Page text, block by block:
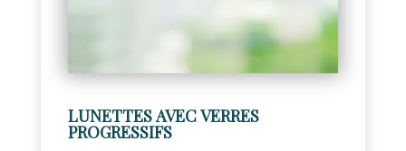
LUNETTES AVEC VERRES
PROGRESSIFS